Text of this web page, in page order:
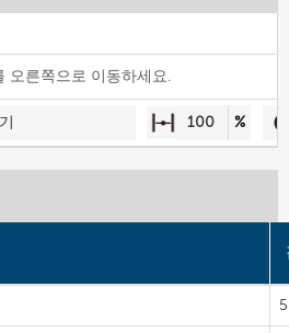
오른쪽으로 이동하세요.
100 %